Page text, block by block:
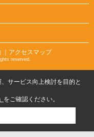
｜アクセスマップ
reserved.
サービス向上検討を目的と
をご確認ください。